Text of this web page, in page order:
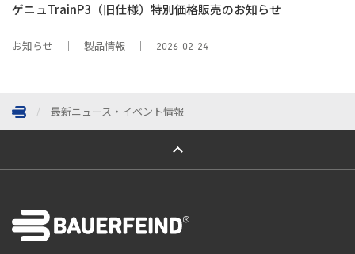
ゲニュTrainP3（旧仕様）特別価格販売のお知らせ
お知らせ 製品情報 2026-02-24
最新ニュース・イベント情報
ページトップへ